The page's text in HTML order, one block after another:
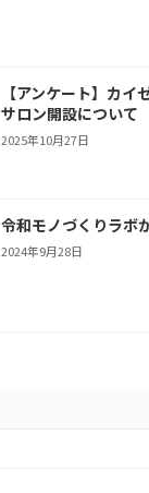
【アンケート】カイ
サロン開設について
2025年10月27日
令和モノづくりラボ
2024年9月28日